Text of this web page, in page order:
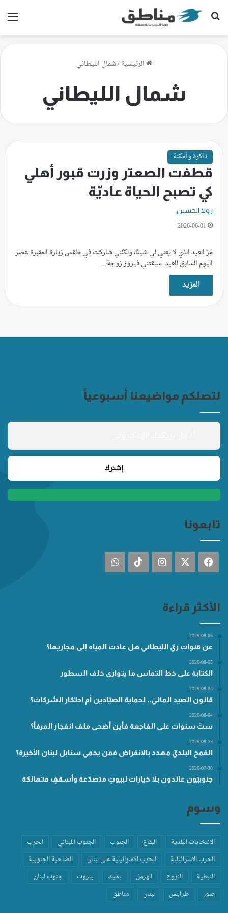
بحث عن
الرئيسية/شمال الليطاني
شمال الليطاني
ذاكرة وأمكنة
قطفت الصعتر وزرت قبور أهلي
كي تصبح الحياة عاديّة
رولا الحسين
2026-06-01
مرّ العيد الذي لا يعني لي شيئًا، ولكنّني شاركت في طقس زيارة المقبرة عصر
اليوم السابق للعيد. سبقتني فيروز زوجة…
المزيد
لتصلكم مواضيعنا أسبوعياً
تابعونا
فيسبوك انستقرام ‫TikTokواتساب
الأكثر قراءة
2026-08-06
عن قنوات ريّ الليطاني هل عادت المياه إلى مجاريها؟
2026-08-05
الكتابة على خطّ التماس ما يتوارى خلف السطور
2026-08-04
قانون الصيد المائيّ.. لحماية الصيّادين أم احتكار الشركات؟
2026-08-04
ستّ سنوات على الفاجعة فأين أضحى ملف انفجار المرفأ؟
2026-08-03
القمح البلديّ مهدد بالانقراض فمن يحمي سنابل لبنان الأخيرة؟
2026-07-30
جنوبيّون عائدون بلا خيارات لبيوتٍ متصدّعة وأسقفٍ متهالكة
وسوم
الانتخابات البلدية البقاع الجنوب الجنوب اللبناني
الحرب
الحرب الاسرائيلية
الحرب الاسرائيلية على لبنان
الضاحية الجنوبية
النبطية
النزوح الهرمل بعلبك بيروت
جنوب لبنان
صور
طرابلس لبنان مناطق